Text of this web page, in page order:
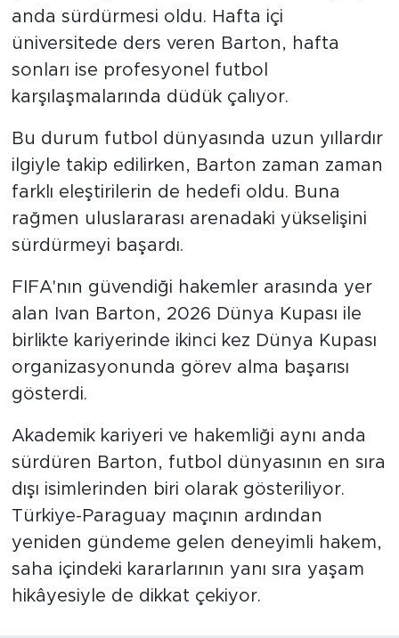
anda sürdürmesi oldu. Hafta içi
üniversitede ders veren Barton, hafta
sonları ise profesyonel futbol
karşılaşmalarında düdük çalıyor.
Bu durum futbol dünyasında uzun yıllardır
ilgiyle takip edilirken, Barton zaman zaman
farklı eleştirilerin de hedefi oldu. Buna
rağmen uluslararası arenadaki yükselişini
sürdürmeyi başardı.
FIFA'nın güvendiği hakemler arasında yer
alan Ivan Barton, 2026 Dünya Kupası ile
birlikte kariyerinde ikinci kez Dünya Kupası
organizasyonunda görev alma başarısı
gösterdi.
Akademik kariyeri ve hakemliği aynı anda
sürdüren Barton, futbol dünyasının en sıra
dışı isimlerinden biri olarak gösteriliyor.
Türkiye-Paraguay maçının ardından
yeniden gündeme gelen deneyimli hakem,
saha içindeki kararlarının yanı sıra yaşam
hikâyesiyle de dikkat çekiyor.